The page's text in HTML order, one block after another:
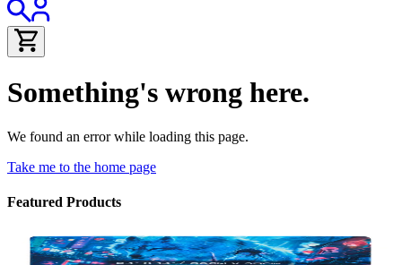
Something's wrong here.
We found an error while loading this page.
Take me to the home page
Featured Products